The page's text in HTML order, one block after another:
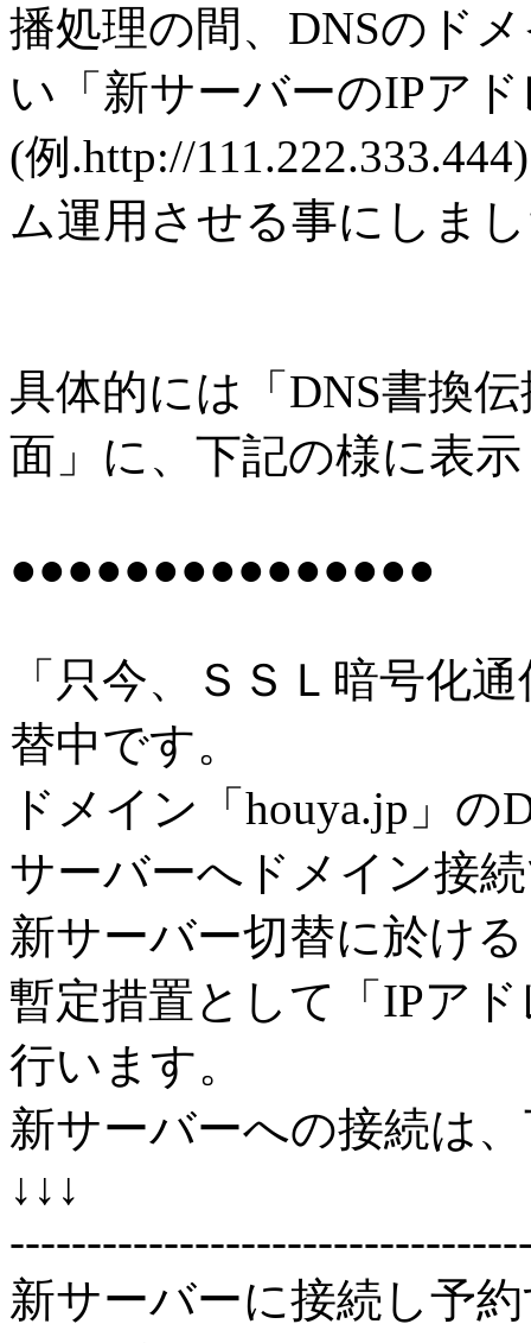
播処理の間、DNSのド
い「新サーバーのIPア
(例.http://
ム運用させる事にしま
具体的には「DNS書換
面」に、下記の様に表
●●●●●●●●●●●●●●●
「只今、ＳＳＬ暗号化
替中です。
ドメイン「houya.jp」
サーバーへドメイン接
新サーバー切替に於け
暫定措置として「IPア
行います。
新サーバーへの接続は
↓↓↓
新サーバーに接続し予約